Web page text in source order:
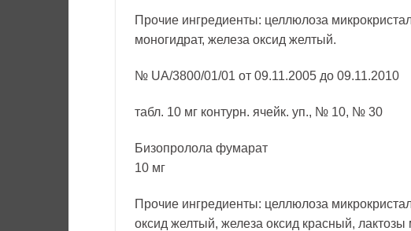
Прочие ингредиенты: целлюлоза
моногидрат, железа оксид желтый.
№ UA/3800/01/01 от 09.11.2005 до 09.11.2010
табл. 10 мг контурн. ячейк. уп., № 10, № 30
Бизопролола фумарат
10 мг
Прочие ингредиенты: целлюлоза
оксид желтый, железа оксид красный, лактозы